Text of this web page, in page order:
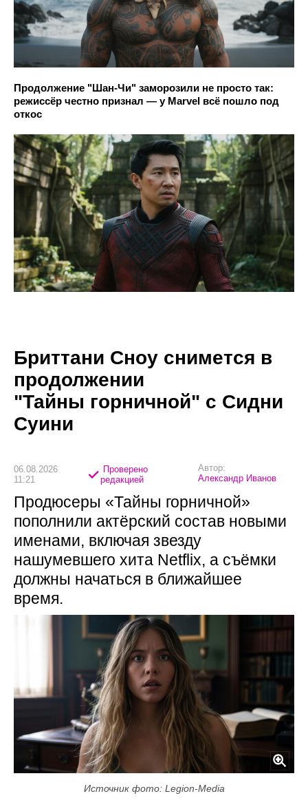
Продолжение "Шан-Чи" заморозили не просто так:
режиссёр честно признал — у Marvel всё пошло под
откос
Бриттани Сноу снимется в
продолжении
"Тайны горничной" с Сидни
Суини
06.08.2026
11:21
Проверено
редакцией
Автор:
Александр Иванов
Продюсеры «Тайны горничной»
пополнили актёрский состав новыми
именами, включая звезду
нашумевшего хита Netflix, а съёмки
должны начаться в ближайшее
время.
Источник фото: Legion-Media